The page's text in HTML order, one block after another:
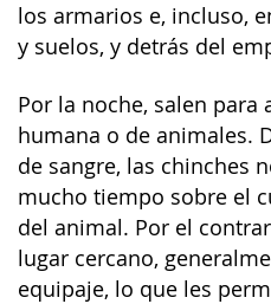
los armarios e, incluso,
y suelos, y detrás del
Por la noche, salen para
humana o de animales.
de sangre, las chinches
mucho tiempo sobre el
del animal. Por el
lugar cercano,
equipaje, lo que les